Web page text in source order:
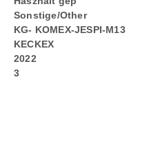
Sonstige/Other
KG- KOMEX-JESPI-M13
KECKEX
2022
3